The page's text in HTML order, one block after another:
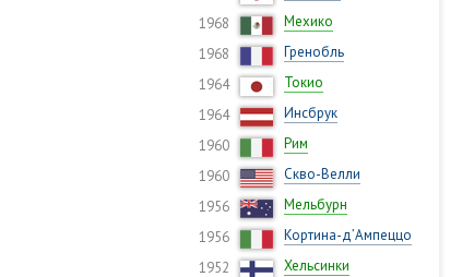
1968
Мехико
1968
Гренобль
1964
Токио
1964
Инсбрук
1960
Рим
1960
Скво-Велли
1956
Мельбурн
1956
Кортина-д’Ампеццо
1952
Хельсинки